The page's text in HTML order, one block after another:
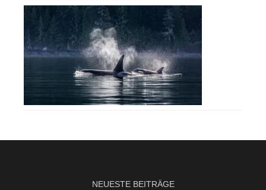
NEUESTE BEITRÄGE